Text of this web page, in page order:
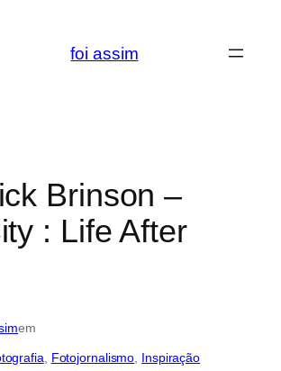
foi assim
Brinson –
: Life After
em
Fotojornalismo Inspiração